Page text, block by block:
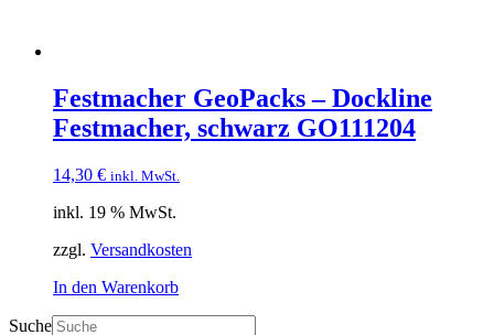
Festmacher GeoPacks – Dockline
Festmacher, schwarz GO111204
14,30 € inkl. MwSt.
inkl. 19 % MwSt.
zzgl. Versandkosten
In den Warenkorb
Suche